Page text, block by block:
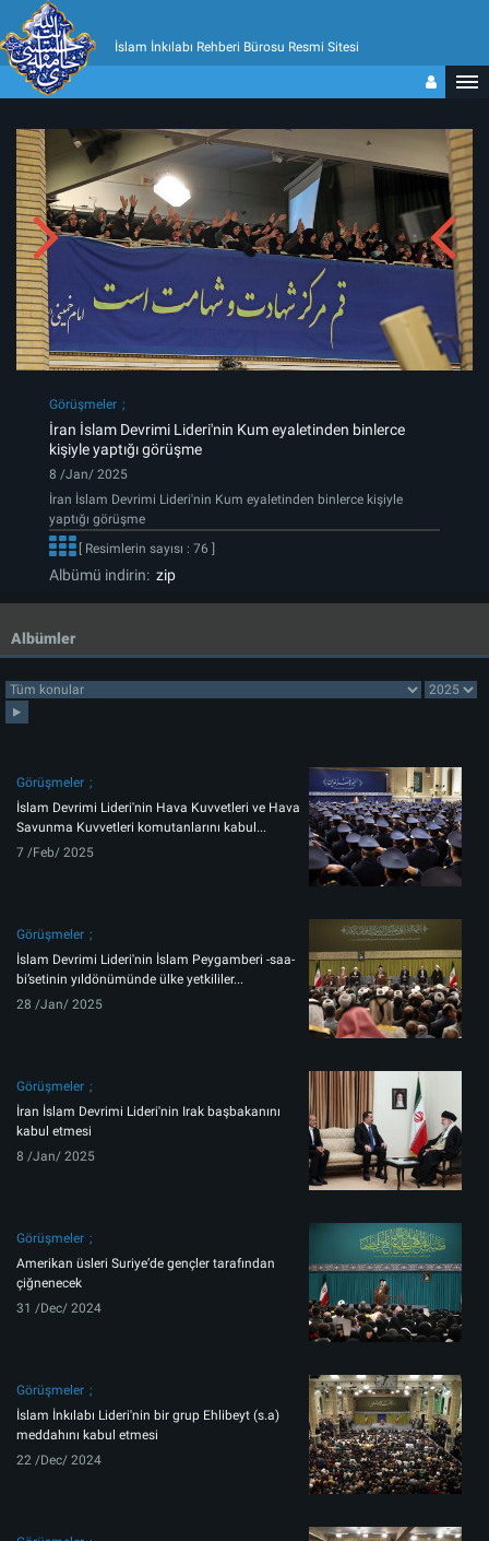
İslam İnkılabı Rehberi Bürosu Resmi Sitesi
Görüşmeler
İran İslam Devrimi Lideri'nin Kum eyaletinden binlerce
kişiyle yaptığı görüşme
8 /Jan/ 2025
İran İslam Devrimi Lideri'nin Kum eyaletinden binlerce kişiyle
yaptığı görüşme
[ Resimlerin sayısı : 76 ]
Albümü indirin: zip
Albümler
Görüşmeler
İslam Devrimi Lideri'nin Hava Kuvvetleri ve Hava
Savunma Kuvvetleri komutanlarını kabul...
7 /Feb/ 2025
Görüşmeler
İslam Devrimi Lideri'nin İslam Peygamberi -saa-
bi’setinin yıldönümünde ülke yetkililer...
28 /Jan/ 2025
Görüşmeler
İran İslam Devrimi Lideri'nin Irak başbakanını
kabul etmesi
8 /Jan/ 2025
Görüşmeler
Amerikan üsleri Suriye’de gençler tarafından
çiğnenecek
31 /Dec/ 2024
Görüşmeler
İslam İnkılabı Lideri'nin bir grup Ehlibeyt (s.a)
meddahını kabul etmesi
22 /Dec/ 2024